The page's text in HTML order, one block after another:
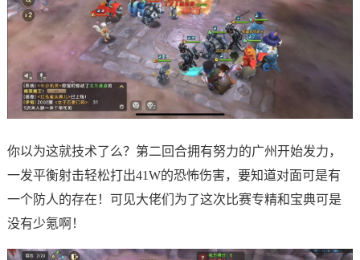
你以为这就技术了么？第二回合拥有努力的广州开始发力，
一发平衡射击轻松打出41W的恐怖伤害，要知道对面可是有
一个防人的存在！可见大佬们为了这次比赛专精和宝典可是
没有少氪啊！